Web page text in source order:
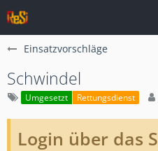
Einsatzvorschläge
Schwindel
Umgesetzt Rettungsdienst
Login über das